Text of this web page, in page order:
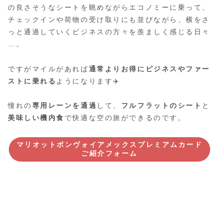
の良さそうなシートを眺めながらエコノミーに乗って、
チェックインや荷物の受け取りにも並びながら、横をさ
っと通過していくビジネスの方々を羨ましく感じる日々
…。
ですがマイルがあれば通常よりお得にビジネスやファー
ストに乗れる ようになります✈️
憧れの専用レーンを通過 して、 フルフラットのシート と
美味しい機内食 で快適な空の旅ができるのです。
マリオットボンヴォイアメックスプレミアムカード
ご紹介フォーム